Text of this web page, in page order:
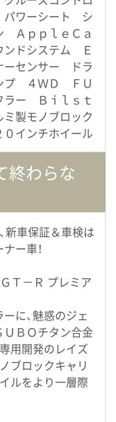
ワーシート シ
ＡｐｐｌｅＣａ
ドシステム Ｅ
センサー ドラ
プ ４ＷＤ ＦＵ
ラー Ｂｉｌｓｔ
製モノブロック
インチホイール
終わらな
新車保証＆車検は
ー車！
Ｔ－Ｒ プレミア
に、魅惑のジェ
ＵＢＯチタン合金
用開発のレイズ
ブロックキャリ
ルをより一層際